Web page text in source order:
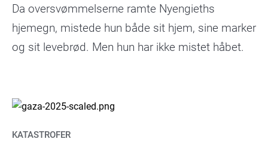
Da oversvømmelserne ramte Nyengieths
hjemegn, mistede hun både sit hjem, sine marker
og sit levebrød. Men hun har ikke mistet håbet.
KATASTROFER